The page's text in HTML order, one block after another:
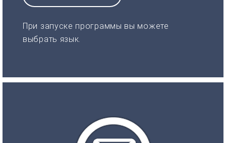
При запуске программы вы можете
выбрать язык.